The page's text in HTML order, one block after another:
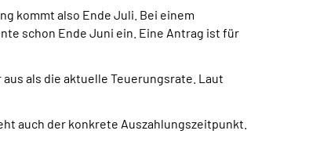
kommt also Ende Juli. Bei einem
schon Ende Juni ein. Eine Antrag ist für
als die aktuelle Teuerungsrate. Laut
auch der konkrete Auszahlungszeitpunkt.